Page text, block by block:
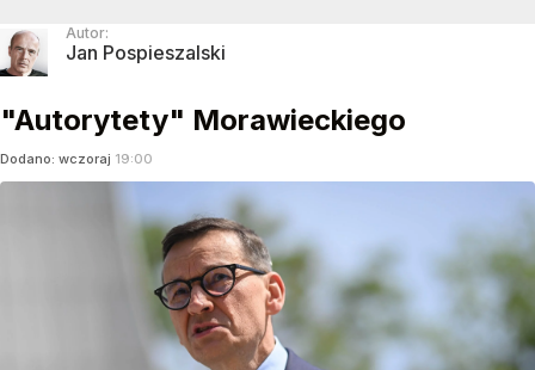
Autor:
Jan Pospieszalski
"Autorytety" Morawieckiego
Dodano: wczoraj 19:00